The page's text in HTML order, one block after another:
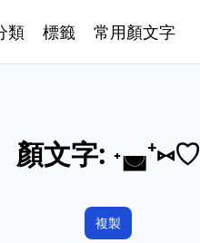
類 標籤 常用顏文字
顏文字: ˖◛⁺⑅♡
複製